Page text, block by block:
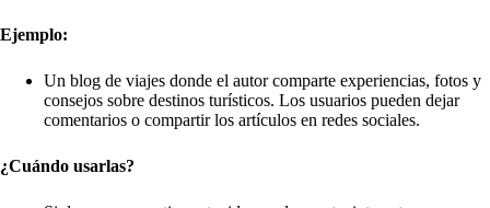
Ejemplo:
Un blog de viajes donde el autor comparte experiencias, fotos y
consejos sobre destinos turísticos. Los usuarios pueden dejar
comentarios o compartir los artículos en redes sociales.
¿Cuándo usarlas?